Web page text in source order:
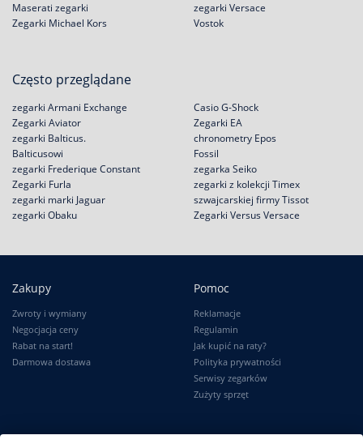
Maserati zegarki
Zegarki Michael Kors
zegarki Versace
Vostok
Często przeglądane
zegarki Armani Exchange
Zegarki Aviator
zegarki Balticus.
Balticusowi
Casio G-Shock
Zegarki EA
chronometry Epos
Fossil
zegarki Frederique Constant
Zegarki Furla
zegarki marki Jaguar
zegarki Obaku
zegarka Seiko
zegarki z kolekcji Timex
szwajcarskiej firmy Tissot
Zegarki Versus Versace
Zakupy
Zwroty i wymiany
Negocjacja ceny
Rabat na start!
Darmowa dostawa
Pomoc
Reklamacje
Regulamin
Jak kupić na raty?
Polityka prywatności
Serwisy zegarków
Zużyty sprzęt